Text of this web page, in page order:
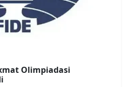
Olimpiadasi